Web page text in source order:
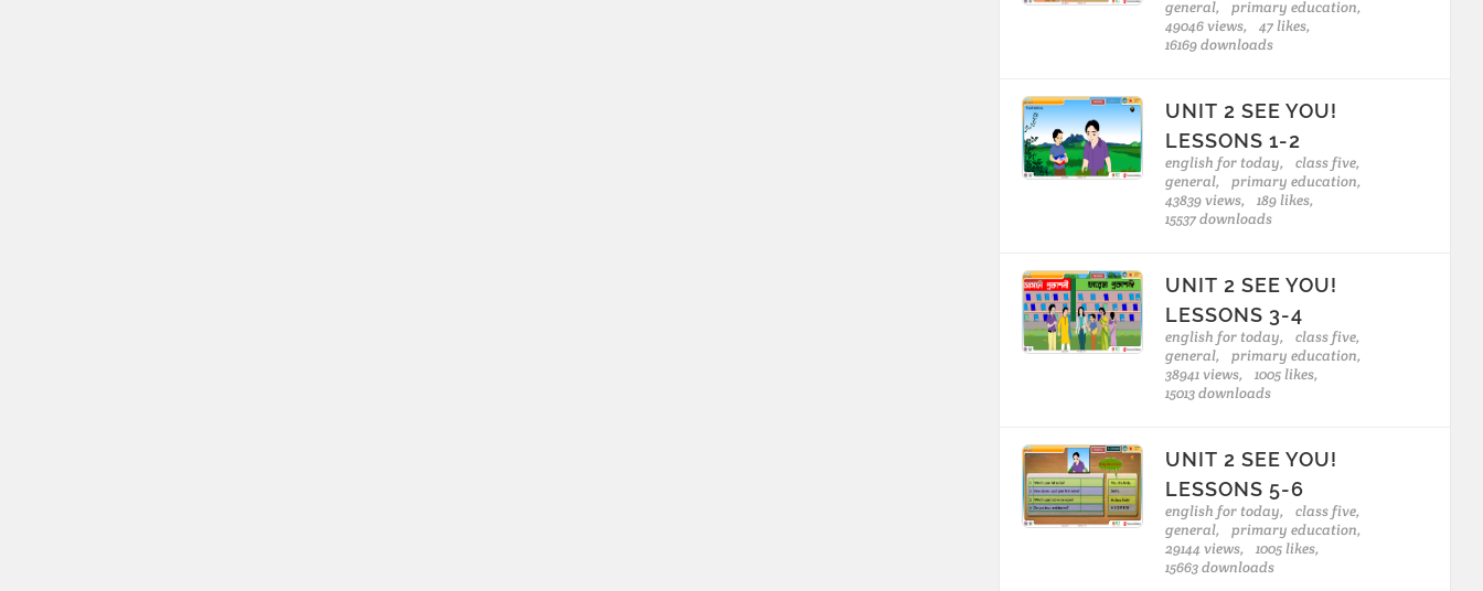
general,
primary education,
49046 views,
47 likes,
16169 downloads
UNIT 2 SEE YOU!
LESSONS 1-2
english for today,
class five,
general,
primary education,
43839 views,
189 likes,
15537 downloads
UNIT 2 SEE YOU!
LESSONS 3-4
english for today,
class five,
general,
primary education,
38941 views,
1005 likes,
15013 downloads
UNIT 2 SEE YOU!
LESSONS 5-6
english for today,
class five,
general,
primary education,
29144 views,
1005 likes,
15663 downloads